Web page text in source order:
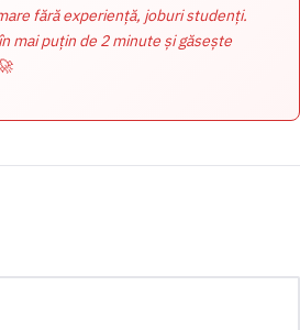
fără experiență, joburi studenți.
în mai puțin de 2 minute și găsește